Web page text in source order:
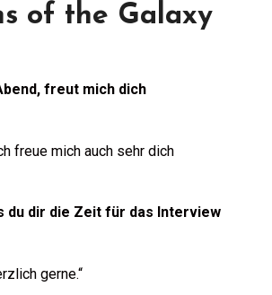
of the Galaxy
freut mich dich
freue mich auch sehr dich
du dir die Zeit für das Interview
gerne.“